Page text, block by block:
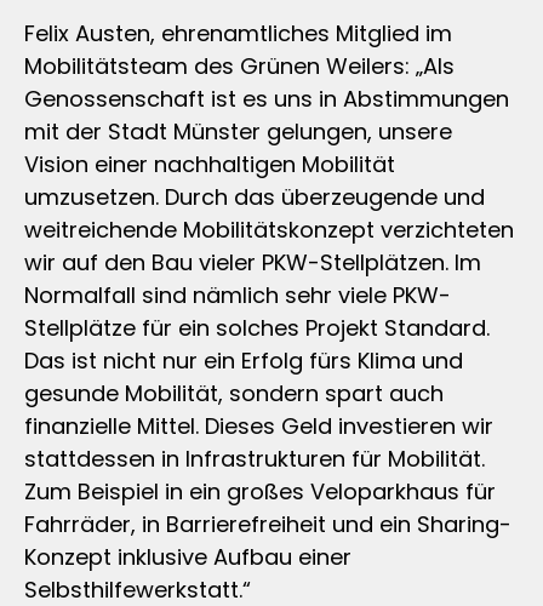
Felix Austen, ehrenamtliches Mitglied im
Mobilitätsteam des Grünen Weilers: „Als
Genossenschaft ist es uns in Abstimmungen
mit der Stadt Münster gelungen, unsere
Vision einer nachhaltigen Mobilität
umzusetzen. Durch das überzeugende und
weitreichende Mobilitätskonzept verzichteten
wir auf den Bau vieler PKW-Stellplätzen. Im
Normalfall sind nämlich sehr viele PKW-
Stellplätze für ein solches Projekt Standard.
Das ist nicht nur ein Erfolg fürs Klima und
gesunde Mobilität, sondern spart auch
finanzielle Mittel. Dieses Geld investieren wir
stattdessen in Infrastrukturen für Mobilität.
Zum Beispiel in ein großes Veloparkhaus für
Fahrräder, in Barrierefreiheit und ein Sharing-
Konzept inklusive Aufbau einer
Selbsthilfewerkstatt.“